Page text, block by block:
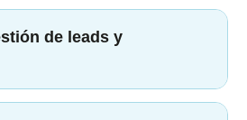
de leads y